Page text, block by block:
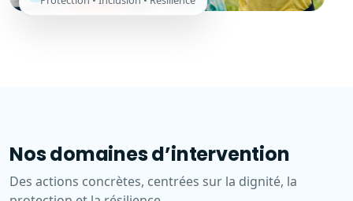
Nos domaines d’intervention
Des actions concrètes, centrées sur la dignité, la